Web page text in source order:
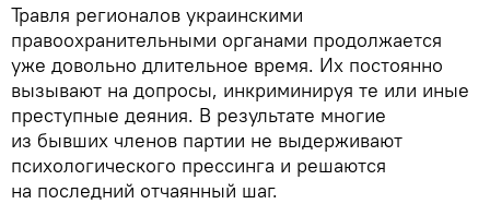
Травля регионалов украинскими
правоохранительными органами продолжается
уже довольно длительное время. Их постоянно
вызывают на допросы, инкриминируя те или иные
преступные деяния. В результате многие
из бывших членов партии не выдерживают
психологического прессинга и решаются
на последний отчаянный шаг.